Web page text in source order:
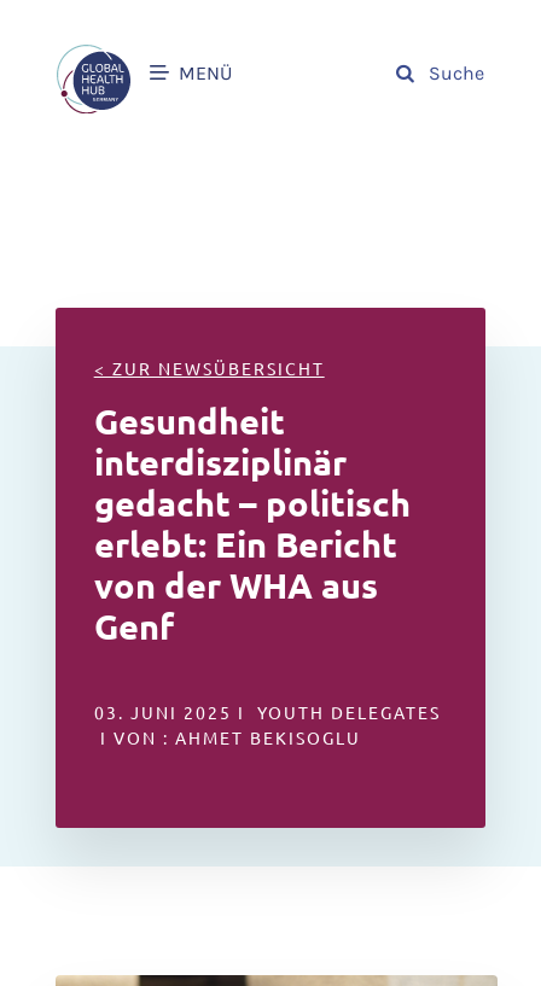
MENÜ Suche
< ZUR NEWSÜBERSICHT
Gesundheit
interdisziplinär
gedacht – politisch
erlebt: Ein Bericht
von der WHA aus
Genf
03. JUNI 2025 I YOUTH DELEGATES
I VON : AHMET BEKISOGLU